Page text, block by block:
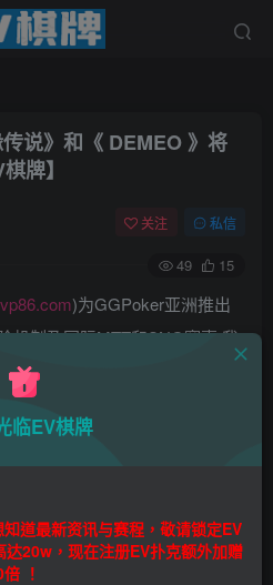
说》和《 DEMEO 》将
牌】
关注 私信
49 15
)为GGPoker亚洲推出
机制及国际MTT和SNG赛事,我
提供国内最公平与公正的竞技环
下载|EV扑克电脑版|EV扑克娱
克导航(www.evpks.com)
乐场|EV扑克保险|EV扑克娱
——EV扑克下载
临EV棋牌
道最新资讯与赛程，敬请锁定EV
20w，现在注册EV扑克额外加赠
！